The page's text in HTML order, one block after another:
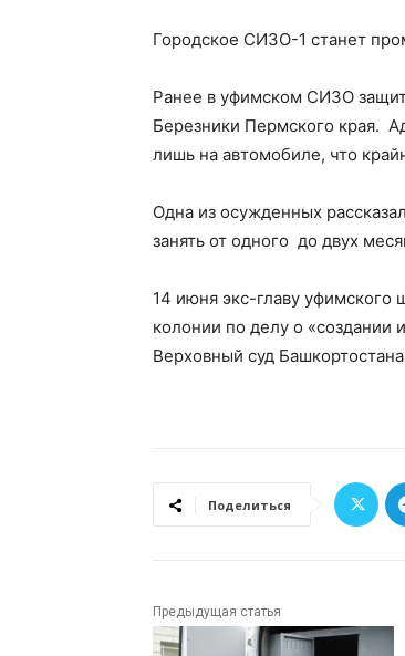
Городское СИЗО-1 станет
Ранее в уфимском СИЗО
Березники Пермского края.
лишь на автомобиле, что
Одна из осужденных
занять от одного до двух
14 июня экс-главу
колонии по делу о «создании
Верховный суд
Поделиться
Предыдущая статья